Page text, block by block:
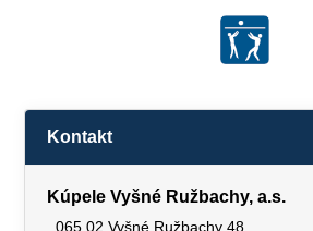
Kontakt
Kúpele Vyšné Ružbachy, a.s.
, 065 02 Vyšné Ružbachy 48